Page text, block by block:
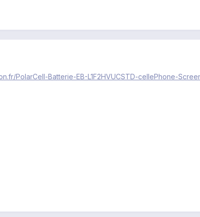
PolarCell-Batterie-EB-L1F2HVUCSTD-cellePhone-